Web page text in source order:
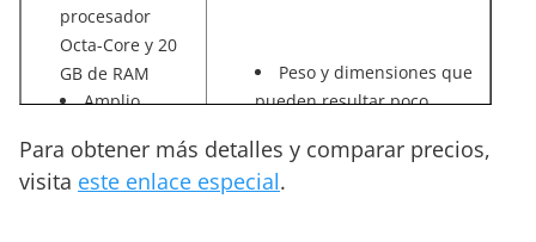
procesador
Octa-Core y 20
GB de RAM
Amplio
interno y
posibilidad de
Peso y dimensiones que
pueden resultar poco
usuarios
La dependencia de
Para obtener más detalles y comparar precios,
visita este enlace especial.